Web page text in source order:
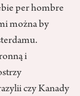
per hombre
można by
i
czy Kanady